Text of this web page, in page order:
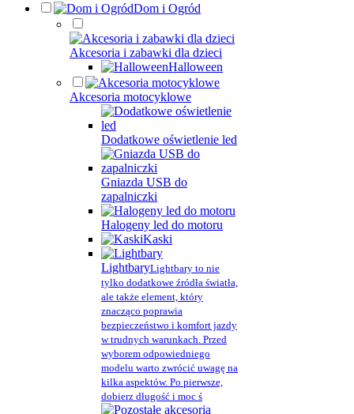
Dom i Ogród
Akcesoria i zabawki dla dzieci
Halloween
Akcesoria motocyklowe
Dodatkowe oświetlenie led
Gniazda USB do
zapalniczki
Halogeny led do motoru
Kaski
LightbaryLightbary to nie
tylko dodatkowe źródła światła,
ale także element, który
znacząco poprawia
bezpieczeństwo i komfort jazdy
w trudnych warunkach. Przed
wyborem odpowiedniego
modelu warto zwrócić uwagę na
kilka aspektów. Po pierwsze,
dobierz długość i moc ś